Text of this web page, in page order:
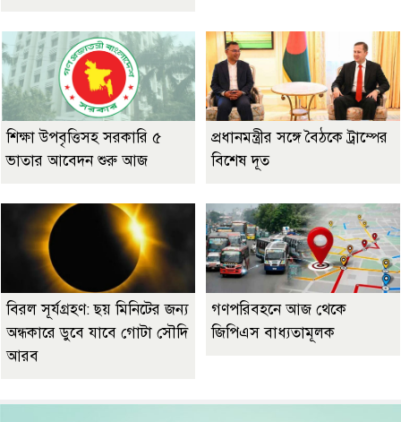
শিক্ষা উপবৃত্তিসহ সরকারি ৫
ভাতার আবেদন শুরু আজ
প্রধানমন্ত্রীর সঙ্গে বৈঠকে ট্রাম্পের
বিশেষ দূত
বিরল সূর্যগ্রহণ: ছয় মিনিটের জন্য
অন্ধকারে ডুবে যাবে গোটা সৌদি
আরব
গণপরিবহনে আজ থেকে
জিপিএস বাধ্যতামূলক